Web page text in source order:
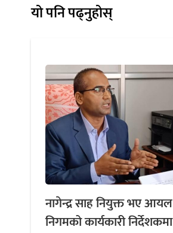
यो पनि पढ्नुहोस्
नागेन्द्र साह नियुक्त भए आयल
निगमको कार्यकारी निर्देशकमा